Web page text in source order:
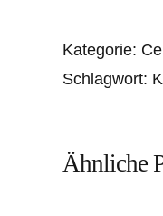
Hardy
break
Menge
Kategorie:
Schlagwort:
Ähnliche